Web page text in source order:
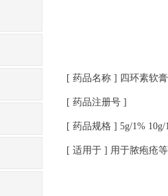
[ 药品名称 ] 四环素软膏
[ 药品注册号 ]
[ 药品规格 ] 5g/1% 10g/
[ 适用于 ] 用于脓疱疮